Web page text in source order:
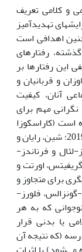
و کلامی تعریف
تهدیدآمیز
اهدافی است
گذشته، رفتارهای
این رفتارها بر
و قربانیان و
آنان، کیفیت
مهم برای
است (کاراسکوزا
، 2019؛ شین، رایان و
لئال و فرناندز-
گریفیتس، اورتت و
برای متجاوز و
گونزالس، فلورز-
نوجوانی که به هر
یا بدنی قرار
(که نتیجه آن